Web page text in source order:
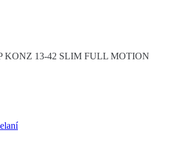
KONZ 13-42 SLIM FULL MOTION